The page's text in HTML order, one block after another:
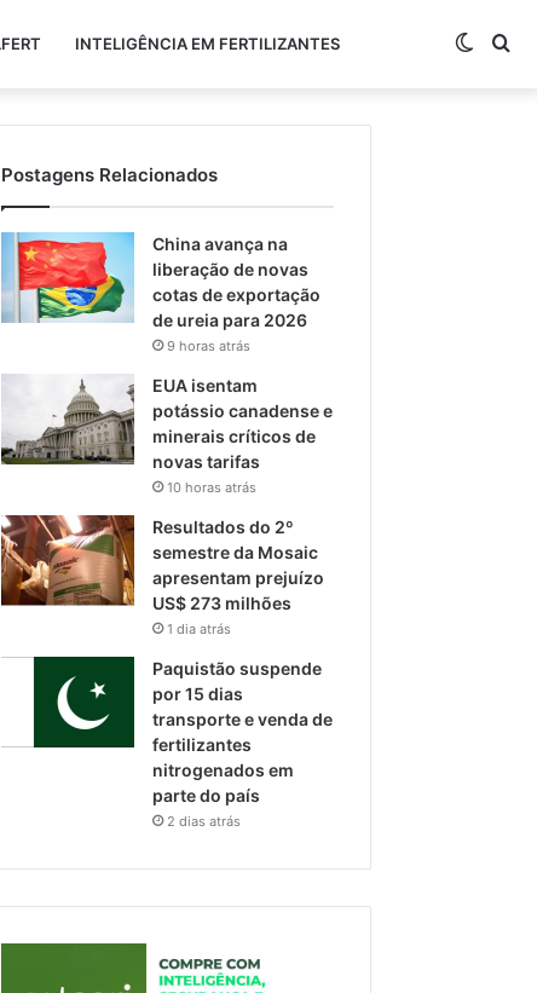
INTELIGÊNCIA EM FERTILIZANTES Switch
Postagens Relacionados
China avança na
liberação de novas
cotas de exportação
de ureia para 2026
9 horas atrás
EUA isentam
potássio canadense e
minerais críticos de
novas tarifas
10 horas atrás
Resultados do 2º
semestre da Mosaic
apresentam prejuízo
US$ 273 milhões
1 dia atrás
Paquistão suspende
por 15 dias
transporte e venda de
fertilizantes
nitrogenados em
parte do país
2 dias atrás